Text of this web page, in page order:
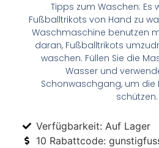
Tipps zum Waschen: Es
Fußballtrikots von Hand zu
Waschmaschine benutzen
daran, Fußballtrikots
waschen. Füllen Sie die
Wasser und
Schonwaschgang, um die
schützen.
Verfügbarkeit: Auf Lager
10 Rabattcode: